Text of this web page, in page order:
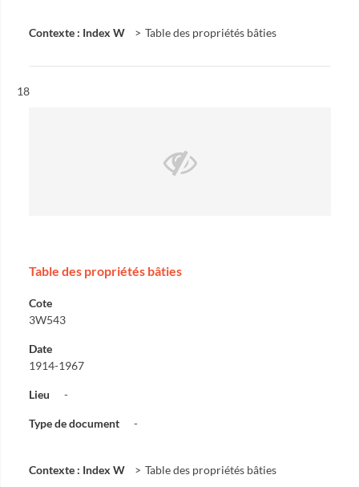
Contexte : Index W Table des propriétés bâties
Résultat n°
18
Table des propriétés bâties
Cote
3W543
Date
1914-1967
Lieu -
Type de document -
Contexte : Index W Table des propriétés bâties